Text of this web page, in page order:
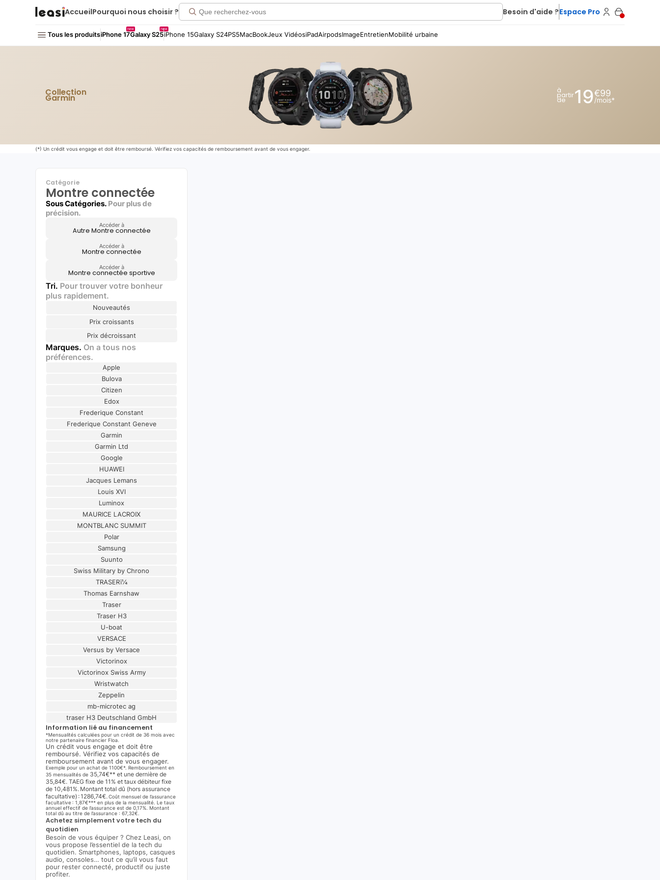
AccueilPourquoi nous choisir ? Besoin d'aide ?Espace Pro
Tous les produitsiPhone 17
new
Galaxy S25
new
iPhone 15Galaxy S24PS5MacBookJeux VidéosiPadAirpodsImageEntretienMobilité urbaine
Collection
Garmin
à
partir
de 19€99
/mois*
(*) Un crédit vous engage et doit être remboursé. Vérifiez vos capacités de remboursement avant de vous engager.
Catégorie
Montre connectée
Sous Catégories. Pour plus de
précision.
Accéder à
Autre Montre connectée
Accéder à
Montre connectée
Accéder à
Montre connectée sportive
Tri. Pour trouver votre bonheur
plus rapidement.
Nouveautés
Prix croissants
Prix décroissant
Marques. On a tous nos
préférences.
Apple
Bulova
Citizen
Edox
Frederique Constant
Frederique Constant Geneve
Garmin
Garmin Ltd
Google
HUAWEI
Jacques Lemans
Louis XVI
Luminox
MAURICE LACROIX
MONTBLANC SUMMIT
Polar
Samsung
Suunto
Swiss Military by Chrono
TRASERï¼
Thomas Earnshaw
Traser
Traser H3
U-boat
VERSACE
Versus by Versace
Victorinox
Victorinox Swiss Army
Wristwatch
Zeppelin
mb-microtec ag
traser H3 Deutschland GmbH
Information lié au financement
*Mensualités calculées pour un crédit de 36 mois avec
notre partenaire financier Floa.
Un crédit vous engage et doit être
remboursé. Vérifiez vos capacités de
remboursement avant de vous engager.
Exemple pour un achat de 1100€*. Remboursement en
35 mensualités de 35,74€** et une dernière de
35,84€. TAEG fixe de 11% et taux débiteur fixe
de 10,481%. Montant total dû (hors assurance
facultative) : 1286,74€.Coût mensuel de l’assurance
facultative : 1,87€*** en plus de la mensualité. Le taux
annuel effectif de l’assurance est de 0,17%. Montant
total dû au titre de l’assurance : 67,32€.
Achetez simplement votre tech du
quotidien
Besoin de vous équiper ? Chez Leasi, on
vous propose l’essentiel de la tech du
quotidien. Smartphones, laptops, casques
audio, consoles… tout ce qu’il vous faut
pour rester connecté, productif ou juste
profiter.